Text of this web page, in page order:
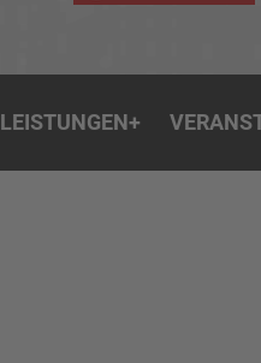
LEISTUNGEN+